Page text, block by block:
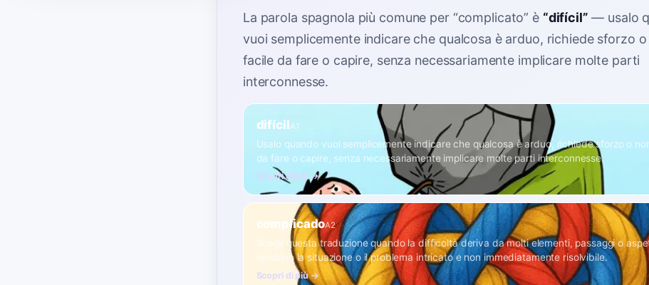
La parola spagnola più comune per“complicato” è “difícil” — usalo
vuoi semplicemente indicare che qualcosa è arduo, richiede sforzo o
facile da fare o capire, senza necessariamente implicare molte parti
interconnesse.
difícilA1
Usalo quando vuoi semplicemente indicare che qualcosa è arduo, richiede sforzo o
da fare o capire, senza necessariamente implicare molte parti interconnesse.
Scopri di più →
complicadoA2
Scegli questa traduzione quando la difficoltà deriva da molti elementi, passaggi o
rendono la situazione o il problema intricato e non immediatamente risolvibile.
Scopri di più →